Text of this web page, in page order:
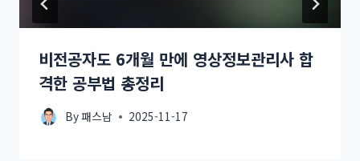
비전공자도 6개월 만에 영상정보관리사 합
격한 공부법 총정리
By패스남 2025-11-17